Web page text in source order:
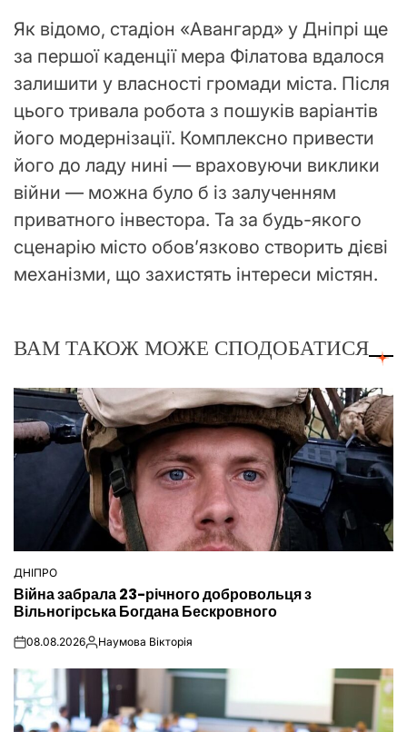
Як відомо, стадіон «Авангард» у Дніпрі ще
за першої каденції мера Філатова вдалося
залишити у власності громади міста. Після
цього тривала робота з пошуків варіантів
його модернізації. Комплексно привести
його до ладу нині — враховуючи виклики
війни — можна було б із залученням
приватного інвестора. Та за будь-якого
сценарію місто обов’язково створить дієві
механізми, що захистять інтереси містян.
ВАМ ТАКОЖ МОЖЕ СПОДОБАТИСЯ
ОПУБЛІКУВАТИ
У
ДНІПРО
Війна забрала 23-річного добровольця з
Вільногірська Богдана Бескровного
on08.08.2026Опубліковано
Наумова Вікторія